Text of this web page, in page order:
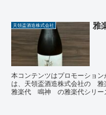
天領盃酒造株式会社 雅
本コンテンツはプロモーショ
は、天領盃酒造株式会社の
雅楽代 鳴神 の雅楽代シリー